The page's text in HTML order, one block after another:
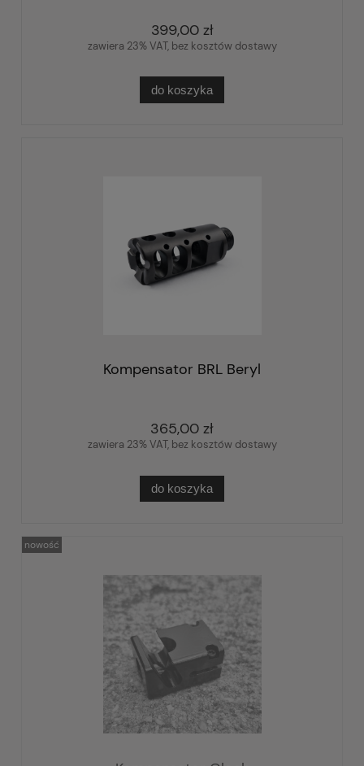
399,00 zł
zawiera 23% VAT, bez kosztów dostawy
do koszyka
Kompensator BRL Beryl
365,00 zł
zawiera 23% VAT, bez kosztów dostawy
do koszyka
nowość